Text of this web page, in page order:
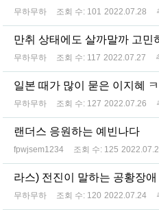
무하무하 조회 수: 101 2022.07.28
만취 상태에도 살까말까 고민
무하무하 조회 수: 117 2022.07.27
일본 때가 많이 묻은 이지혜
무하무하 조회 수: 127 2022.07.26
랜더스 응원하는 예빈나다
fpwjsem1234 조회 수: 125
라스) 전진이 말하는 공황장
무하무하 조회 수: 120 2022.07.24